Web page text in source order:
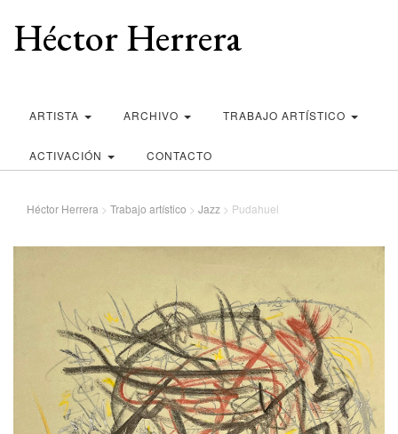
Héctor Herrera
ARTISTA ARCHIVO TRABAJO ARTÍSTICO
ACTIVACIÓN CONTACTO
Héctor Herrera > Trabajo artístico > Jazz > Pudahuel